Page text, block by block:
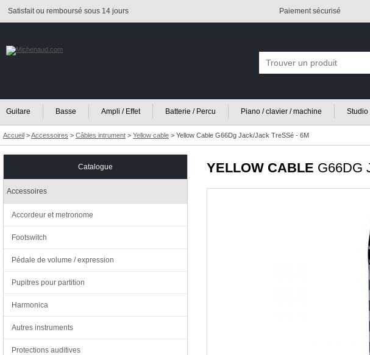
Satisfait ou remboursé sous 14 jours Paiement sécurisé
Guitare Basse Ampli / Effet Batterie / Percu Piano / clavier / machine Studio
Accueil >Accessoires > Câbles intrument > Yellow cable > Yellow Cable G66Dg Jack/Jack TreSSé - 6M
YELLOW CABLE G66DG
Catalogue
Accessoires
Accordeur et metronome
Footswitch
Pédale de volume / expression
Pupitres pour partition
Harmonica
Autres instruments
Protections auditives